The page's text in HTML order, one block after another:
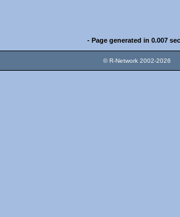
- Page generated in 0.007
© R-Network 2002-2026